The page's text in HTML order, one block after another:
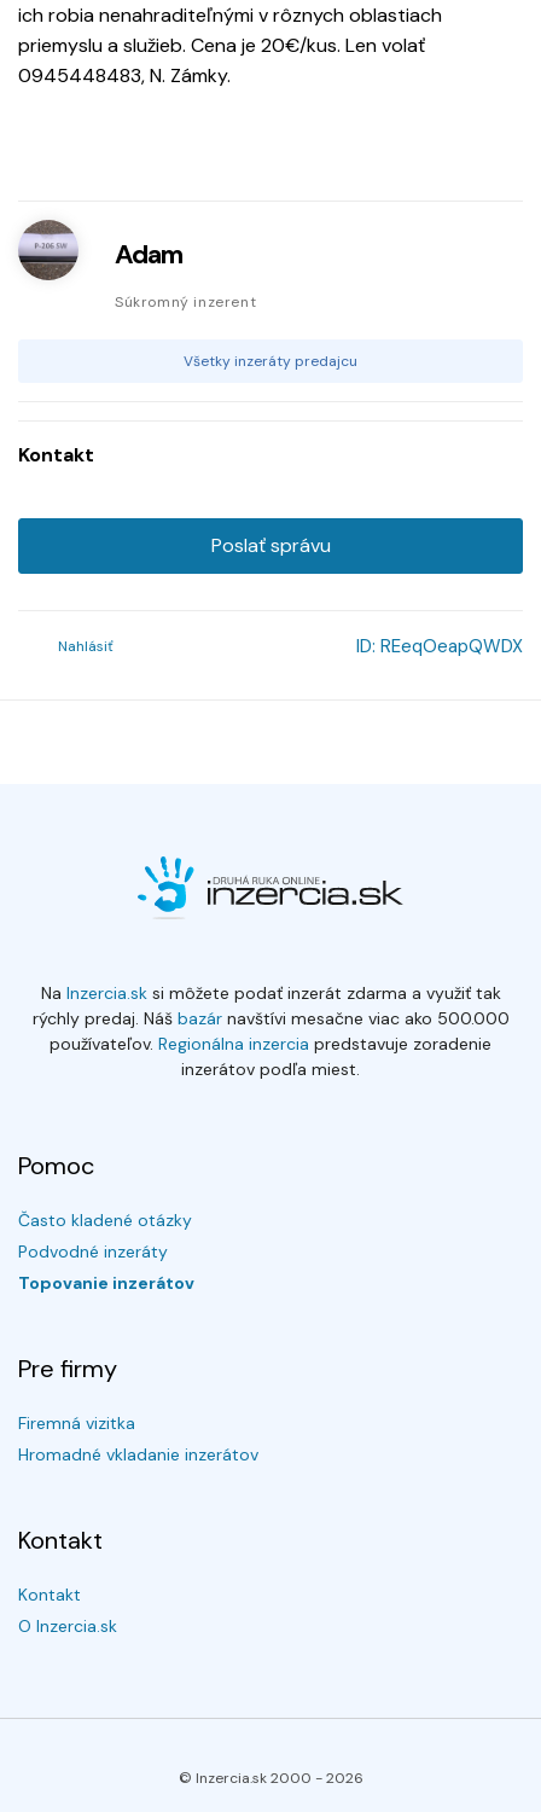
ich robia nenahraditeľnými v rôznych oblastiach
priemyslu a služieb. Cena je 20€/kus. Len volať
0945448483, N. Zámky.
Adam
Súkromný inzerent
Všetky inzeráty predajcu
Kontakt
Poslať správu
Nahlásiť ID: REeqOeapQWDX
Na Inzercia.sksi môžete podať inzerát zdarma a využiť tak
rýchly predaj. Náš bazárnavštívi mesačne viac ako 500.000
používateľov. Regionálna inzercia predstavuje zoradenie
inzerátov podľa miest.
Pomoc
Často kladené otázky
Podvodné inzeráty
Topovanie inzerátov
Pre firmy
Firemná vizitka
Hromadné vkladanie inzerátov
Kontakt
Kontakt
O Inzercia.sk
© Inzercia.sk 2000 -2026